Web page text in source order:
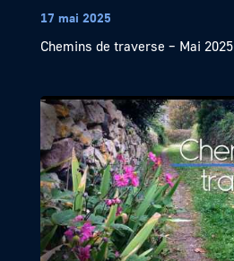
17 mai 2025
Chemins de traverse – Mai 2025